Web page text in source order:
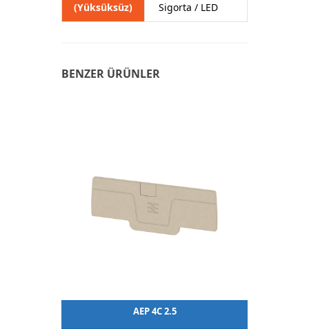
(Yüksüksüz)
Sigorta / LED
BENZER ÜRÜNLER
AEP 4C 2.5